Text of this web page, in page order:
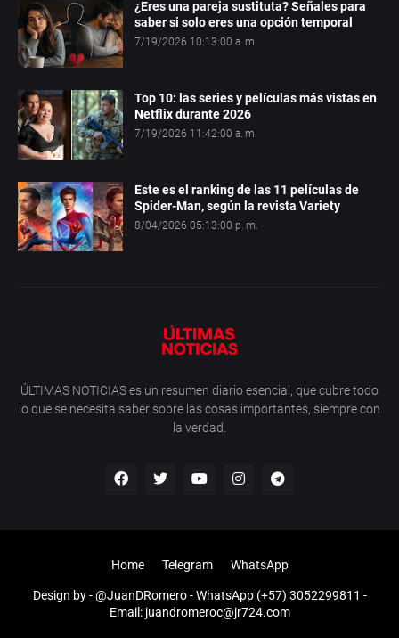
¿Eres una pareja sustituta? Señales para
saber si solo eres una opción temporal
7/19/2026 10:13:00 a. m.
Top 10: las series y películas más vistas en
Netflix durante 2026
7/19/2026 11:42:00 a. m.
Este es el ranking de las 11 películas de
Spider-Man, según la revista Variety
8/04/2026 05:13:00 p. m.
ÚLTIMAS NOTICIAS es un resumen diario esencial, que cubre todo
lo que se necesita saber sobre las cosas importantes, siempre con
la verdad.
Design by -@JuanDRomero- WhatsApp (+57) 3052299811 -
Email: juandromeroc@jr724.com
Home Telegram WhatsApp